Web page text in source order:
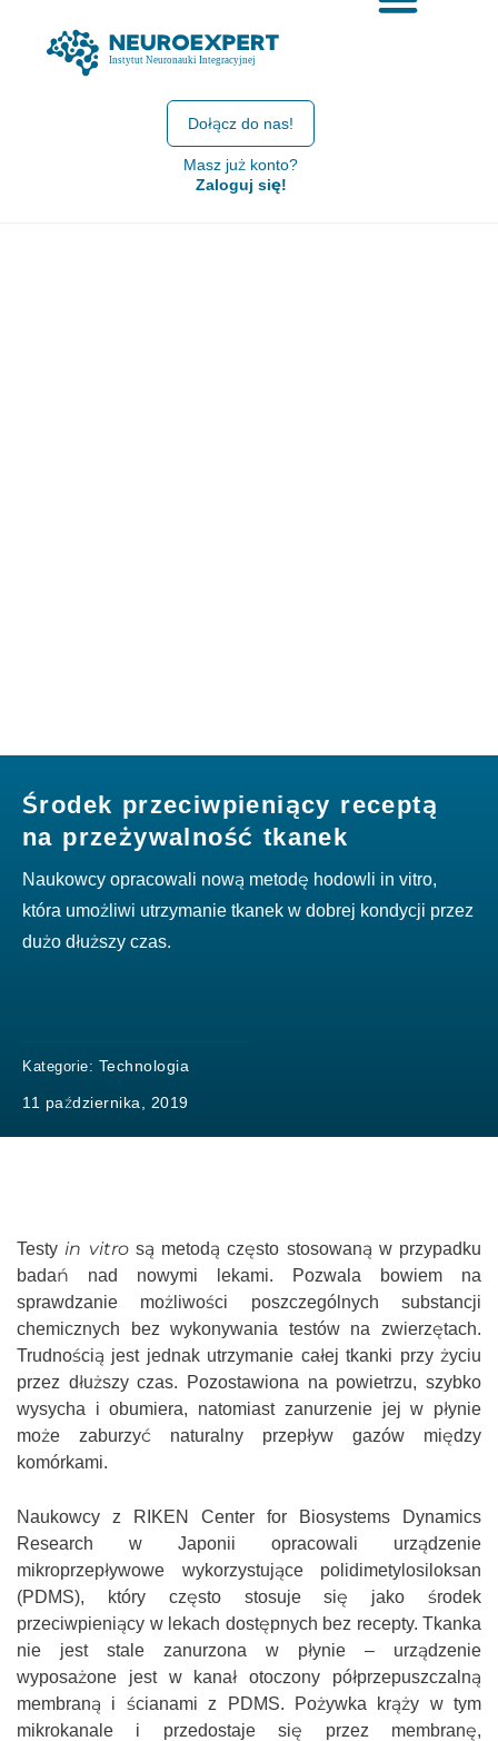
Dołącz do nas!
Masz już konto?
Zaloguj się!
Środek przeciwpieniący receptą
na przeżywalność tkanek
Naukowcy opracowali nową metodę hodowli in vitro,
która umożliwi utrzymanie tkanek w dobrej kondycji przez
dużo dłuższy czas.
Kategorie: Technologia
11 października, 2019
Testy in vitrosą metodą często stosowaną w przypadku
badań nad nowymi lekami. Pozwala bowiem na
sprawdzanie możliwości poszczególnych substancji
chemicznych bez wykonywania testów na zwierzętach.
Trudnością jest jednak utrzymanie całej tkanki przy życiu
przez dłuższy czas. Pozostawiona na powietrzu, szybko
wysycha i obumiera, natomiast zanurzenie jej w płynie
może zaburzyć naturalny przepływ gazów między
komórkami.
Naukowcy z RIKEN Center for Biosystems Dynamics
Research w Japonii opracowali urządzenie
mikroprzepływowe wykorzystujące polidimetylosiloksan
(PDMS), który często stosuje się jako środek
przeciwpieniący w lekach dostępnych bez recepty. Tkanka
nie jest stale zanurzona w płynie – urządzenie
wyposażone jest w kanał otoczony półprzepuszczalną
membraną i ścianami z PDMS. Pożywka krąży w tym
mikrokanale i przedostaje się przez membranę,